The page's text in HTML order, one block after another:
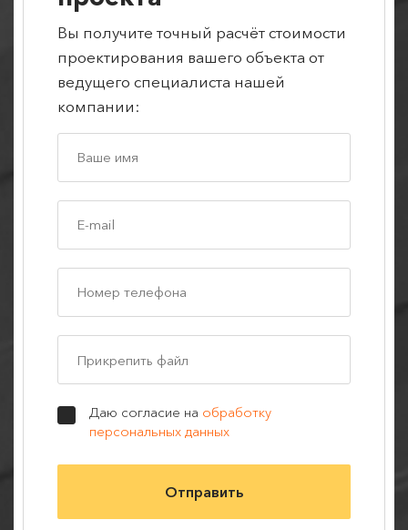
Вы получите точный расчёт стоимости
проектирования вашего объекта от
ведущего специалиста нашей
компании:
Прикрепить файл
Даю согласие на обработку
персональных данных